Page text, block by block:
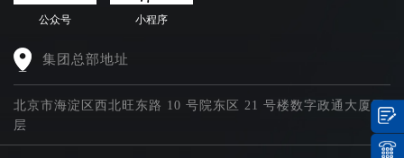
公众号 小程序
集团总部地址
北京市海淀区西北旺东路 10 号院东区 21 号楼数字政通大厦四
层